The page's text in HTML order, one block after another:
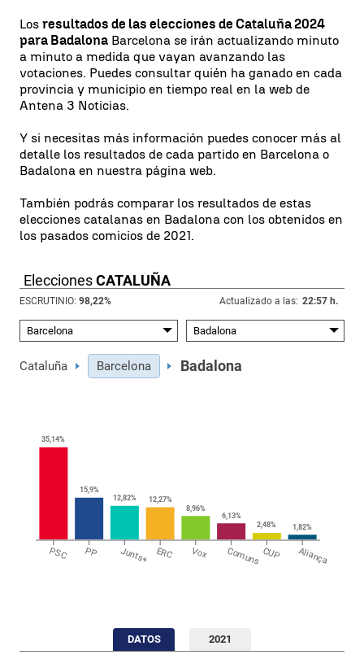
Los resultados de las elecciones de Cataluña 2024
para Badalona Barcelona se irán actualizando minuto
a minuto a medida que vayan avanzando las
votaciones. Puedes consultar quién ha ganado en cada
provincia y municipio en tiempo real en la web de
Antena 3 Noticias.
Y si necesitas más información puedes conocer más al
detalle los resultados de cada partido en Barcelona o
Badalona en nuestra página web.
También podrás comparar los resultados de estas
elecciones catalanas en Badalona con los obtenidos en
los pasados comicios de 2021.
EleccionesCATALUÑA
ESCRUTINIO: 98,22% Actualizado a las: 22:57 h.
Cataluña Barcelona Badalona
PSC PP Junts+ ERC Vox Comuns CUP Aliança
35,14%
15,9%
12,82% 12,27%
8,96%
6,13%
2,48% 1,82%
DATOS 2021